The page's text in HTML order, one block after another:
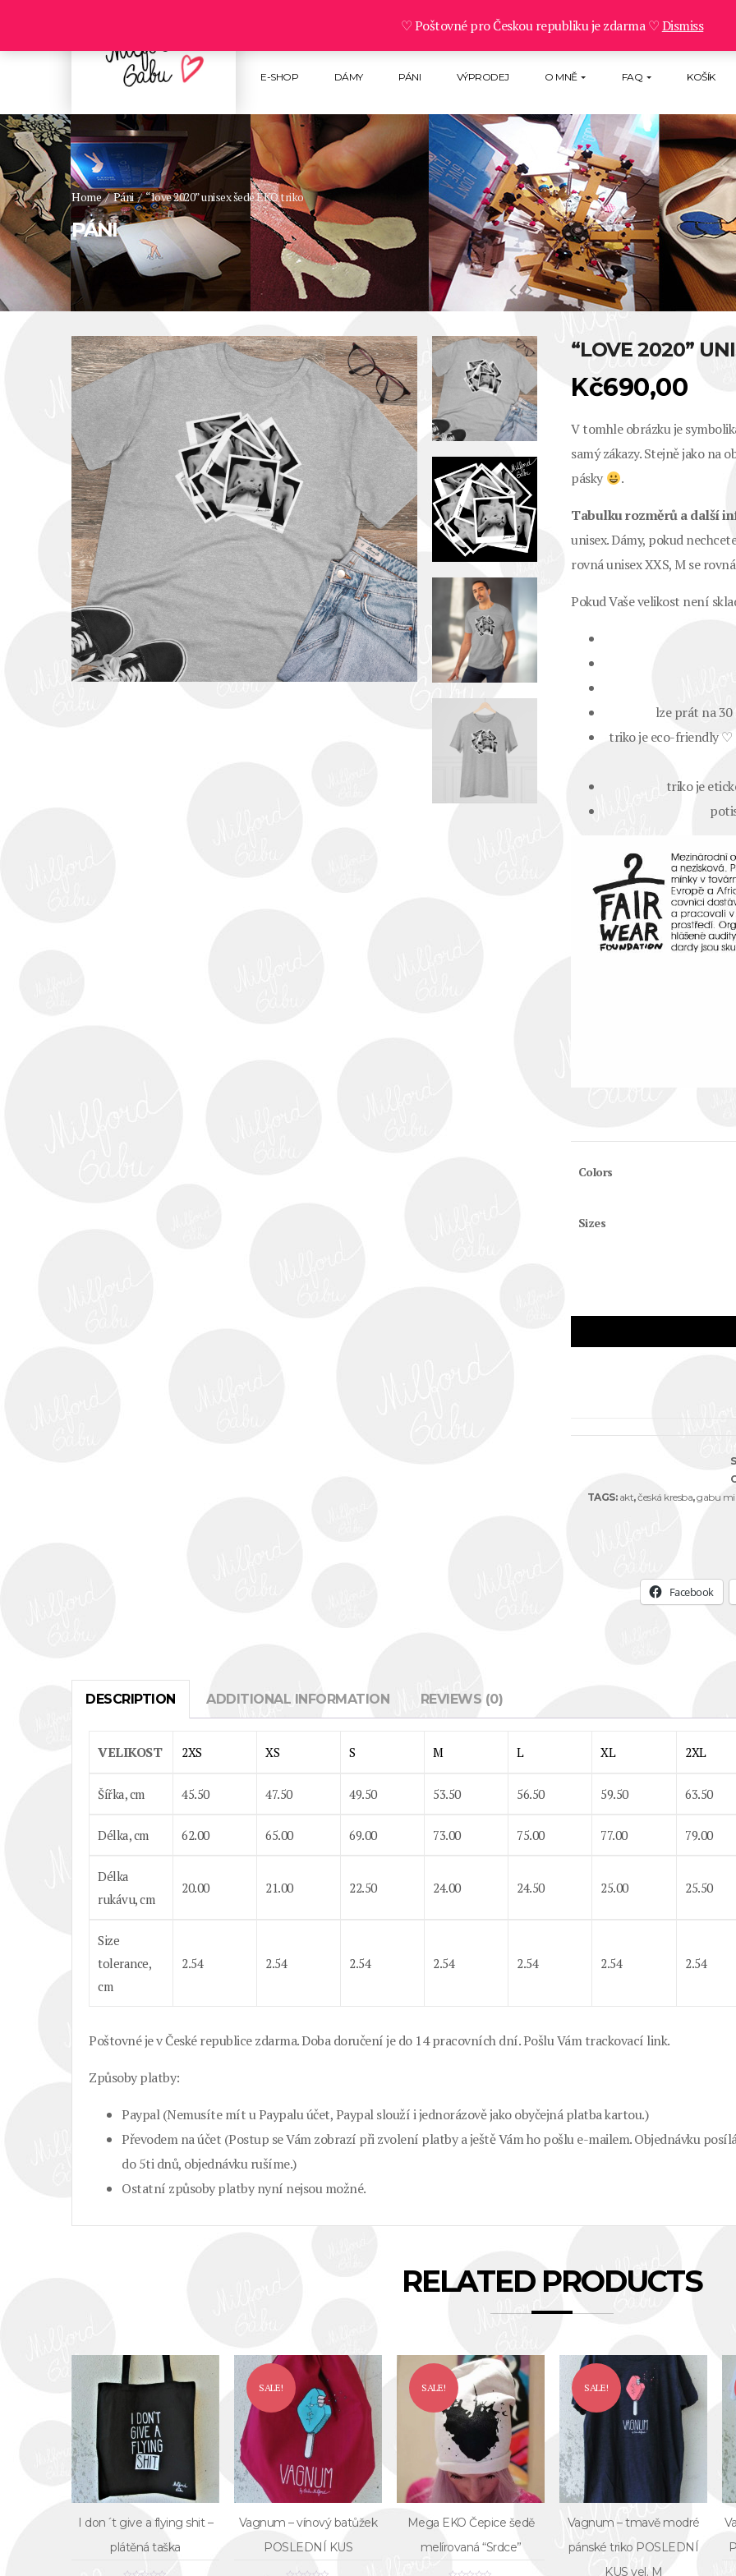
E-SHOP DÁMY PÁNI VÝPRODEJ O MNĚ FAQ KOŠÍK
Home / Páni / “love 2020” unisex šedé EKO triko
PÁNI
“LOVE 2020”
Kč690,00
V tomhle obrázku je
samý zákazy. Stejně jako na
pásky
.
Tabulku rozměrů a další
unisex. Dámy, pokud
rovná unisex XXS, M se
Pokud Vaše velikost není
lze prát na 30
triko je eco-friendly ♡
triko je
Colors
Sizes
TAGS: akt,česká kresba,gabu
Facebook
DESCRIPTION ADDITIONAL INFORMATION REVIEWS (0)
VELIKOST 2XS XS S M L XL 2XL
Šířka, cm 45.50 47.50 49.50 53.50 56.50 59.50 63.50
Délka, cm 62.00 65.00 69.00 73.00 75.00 77.00 79.00
Délka
rukávu, cm
20.00 21.00 22.50 24.00 24.50 25.00 25.50
Size
tolerance,
cm
2.54 2.54 2.54 2.54 2.54 2.54 2.54
Poštovné je v České republice zdarma. Doba doručení je do 14 pracovních dní. Pošlu Vám trackovací link.
Způsoby platby:
Paypal (Nemusíte mít u Paypalu účet, Paypal slouží i jednorázově jako obyčejná platba kartou.)
Převodem na účet (Postup se Vám zobrazí při zvolení platby a ještě Vám ho pošlu e-mailem. Objednávku
do 5ti dnů, objednávku rušíme.)
Ostatní způsoby platby nyní nejsou možné.
RELATED PRODUCTS
I don´t give a flying shit –
plátěná taška
SALE!
Vagnum – vínový batůžek
POSLEDNÍ KUS
SALE!
Mega EKO Čepice šedě
melírovaná “Srdce”
SALE!
Vagnum – tmavě modré
pánské triko POSLEDNÍ
KUS vel. M
♡ Poštovné pro Českou republiku je zdarma ♡Dismiss